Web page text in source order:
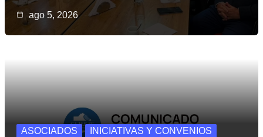
ago 5, 2026
ASOCIADOS INICIATIVAS Y CONVENIOS